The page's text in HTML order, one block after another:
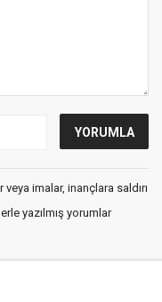
imalar, inançlara saldırı
yazılmış yorumlar